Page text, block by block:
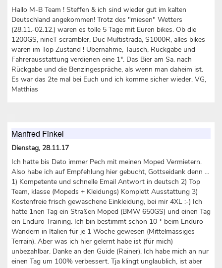
Hallo M-B Team ! Steffen & ich sind wieder gut im kalten
Deutschland angekommen! Trotz des "miesen" Wetters
(28.11.-02.12.) waren es tolle 5 Tage mit Euren bikes. Ob die
1200GS, nineT scrambler, Duc Multistrada, S1000R, alles bikes
waren im Top Zustand ! Übernahme, Tausch, Rückgabe und
Fahrerausstattung verdienen eine 1*. Das Bier am Sa. nach
Rückgabe und die Benzingespräche, als wenn man daheim ist.
Es war das 2te mal bei Euch und ich komme sicher wieder. VG,
Matthias
Manfred Finkel
Dienstag, 28.11.17
Ich hatte bis Dato immer Pech mit meinen Moped Vermietern.
Also habe ich auf Empfehlung hier gebucht, Gottseidank denn ...
1) Kompetente und schnelle Email Antwort in deutsch 2) Top
Team, klasse (Mopeds + Kleidungs) Komplett Ausstattung 3)
Kostenfreie frisch gewaschene Einkleidung, bei mir 4XL :-) Ich
hatte 1nen Tag ein Straßen Moped (BMW 650GS) und einen Tag
ein Enduro Training. Ich bin bestimmt schon 10 * beim Enduro
Wandern in Italien für je 1 Woche gewesen (Mittelmässiges
Terrain). Aber was ich hier gelernt habe ist (für mich)
unbezahlbar. Danke an den Guide (Rainer). Ich habe mich an nur
einen Tag um 100% verbessert. Tja klingt unglaublich, ist aber